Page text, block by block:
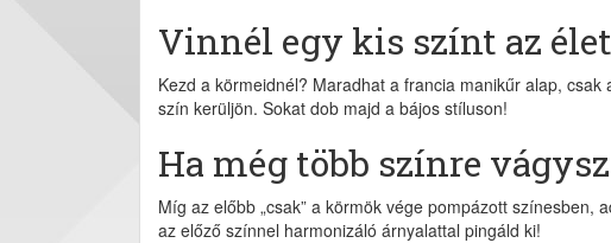
Vinnél egy kis színt az
Kezd a körmeidnél? Maradhat a francia manikűr alap,
szín kerüljön. Sokat dob majd a bájos stíluson!
Ha még több színre
Míg az előbb „csak” a körmök vége pompázott
az előző színnel harmonizáló árnyalattal pingáld ki!